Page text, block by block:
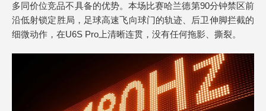
多同价位竞品不具备的优势。本场比赛哈兰德第90分钟禁区前
沿低射锁定胜局，足球高速飞向球门的轨迹、后卫伸脚拦截的
细微动作，在U6S Pro上清晰连贯，没有任何拖影、撕裂。